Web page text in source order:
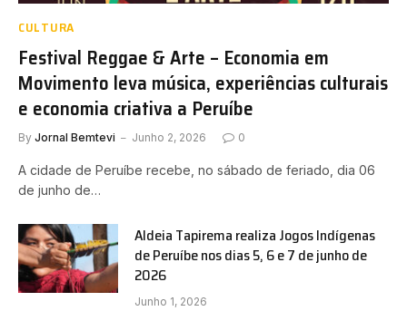
CULTURA
Festival Reggae & Arte – Economia em
Movimento leva música, experiências culturais
e economia criativa a Peruíbe
By Jornal Bemtevi Junho 2, 2026 0
A cidade de Peruíbe recebe, no sábado de feriado, dia 06
de junho de…
Aldeia Tapirema realiza Jogos Indígenas
de Peruíbe nos dias 5, 6 e 7 de junho de
2026
Junho 1, 2026